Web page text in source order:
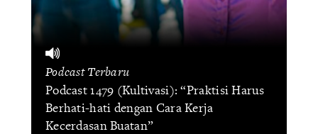
Podcast Terbaru
Podcast 1479 (Kultivasi): “Praktisi Harus
Berhati-hati dengan Cara Kerja
Kecerdasan Buatan”